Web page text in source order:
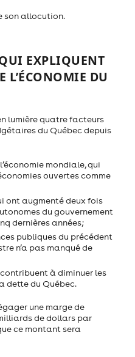
son allocution.
EXPLIQUENT
L’ÉCONOMIE DU
lumière quatre facteurs
du Québec depuis
mondiale, qui
ouvertes comme
ont augmenté deux fois
du gouvernement
dernières années;
publiques du précédent
n’a pas manqué de
à diminuer les
dette du Québec.
une marge de
de dollars par
ce montant sera